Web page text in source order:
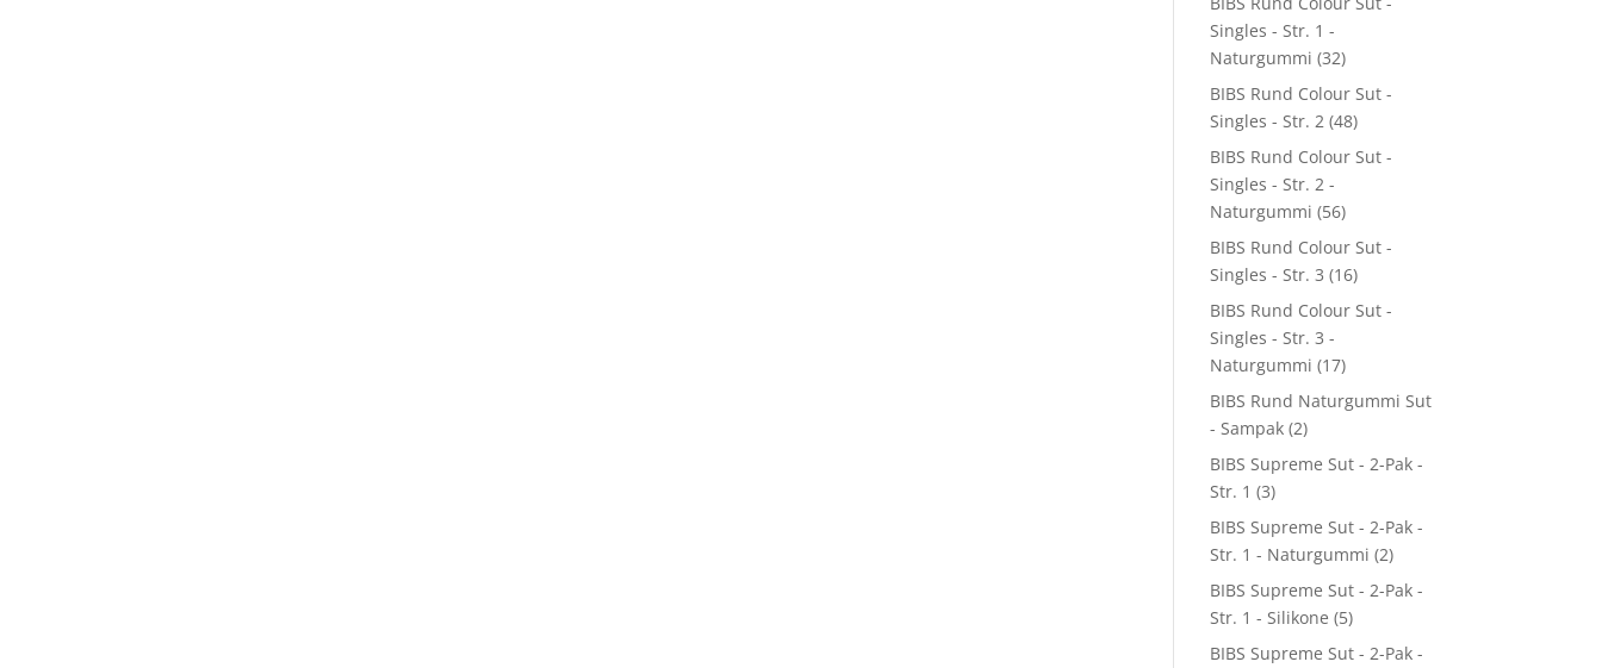
Singles - Str. 1 -
Naturgummi (32)
BIBS Rund Colour Sut -
Singles - Str. 2 (48)
BIBS Rund Colour Sut -
Singles - Str. 2 -
Naturgummi (56)
BIBS Rund Colour Sut -
Singles - Str. 3 (16)
BIBS Rund Colour Sut -
Singles - Str. 3 -
Naturgummi (17)
BIBS Rund Naturgummi Sut
- Sampak (2)
BIBS Supreme Sut - 2-Pak -
Str. 1 (3)
BIBS Supreme Sut - 2-Pak -
Str. 1 - Naturgummi (2)
BIBS Supreme Sut - 2-Pak -
Str. 1 - Silikone (5)
BIBS Supreme Sut - 2-Pak -